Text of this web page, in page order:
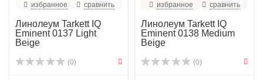
избранное сравнить
Линолеум Tarkett IQ
Eminent 0137 Light
Beige
(0)
избранное сравнить
Линолеум Tarkett IQ
Eminent 0138 Medium
Beige
(0)